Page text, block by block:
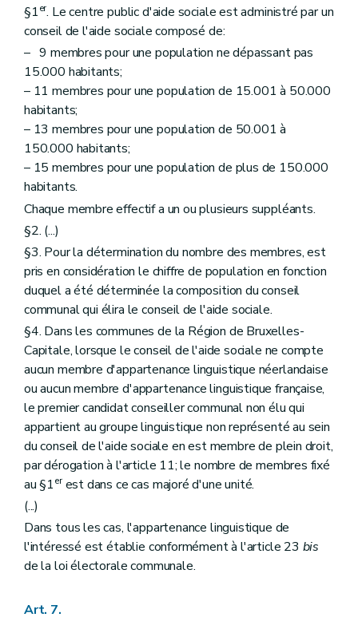
Art. 63
Art. 64
Art. 65
Art. 66
Art. 67
Art. 68
Section 3 Des avances sur pensions alimentaires et du recouvrement de ces pensions
Art. 68
Art. 68ter
Art. 68quater
Chapitre V Du recours
Art. 69 et 70
Art. 71
Art. 72 à 74
Chapitre VI
Section première
Art. 75
Art. 76
Art. 77
Art. 78
Art. 79
Art. 80
Art. 81
Art. 82 et 83
Art. 84
Art. 85
Section 2 De la gestion budgétaire et financière
Art. 86
Art. 87
Art. 87bis
Art. 88
Art. 89
Art. 92
Art. 93
Section 3 De la gestion distincte des services et établissements
Art. 94
Chapitre VII
§1er. Le centre public d'aide sociale est administré par un
conseil de l'aide sociale composé de:
– 9 membres pour une population ne dépassant pas
15.000 habitants;
– 11 membres pour une population de 15.001 à 50.000
habitants;
– 13 membres pour une population de 50.001 à
150.000 habitants;
– 15 membres pour une population de plus de 150.000
habitants.
Chaque membre effectif a un ou plusieurs suppléants.
§2. (...)
§3. Pour la détermination du nombre des membres, est
pris en considération le chiffre de population en fonction
duquel a été déterminée la composition du conseil
communal qui élira le conseil de l'aide sociale.
§4. Dans les communes de la Région de Bruxelles-
Capitale, lorsque le conseil de l'aide sociale ne compte
aucun membre d'appartenance linguistique néerlandaise
ou aucun membre d'appartenance linguistique française,
le premier candidat conseiller communal non élu qui
appartient au groupe linguistique non représenté au sein
du conseil de l'aide sociale en est membre de plein droit,
par dérogation à l'article 11; le nombre de membres fixé
au §1erest dans ce cas majoré d'une unité.
(...)
Dans tous les cas, l'appartenance linguistique de
l'intéressé est établie conformément à l'article 23 bis
de la loi électorale communale.
Art. 7.